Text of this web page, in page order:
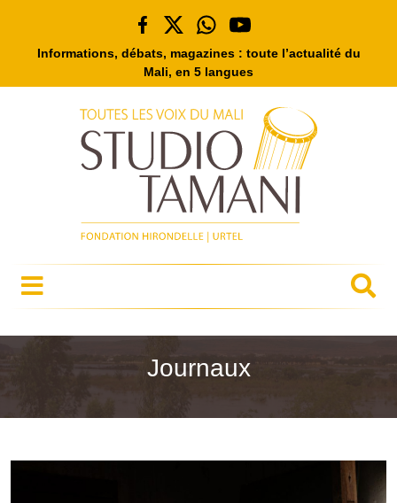
Informations, débats, magazines : toute l’actualité du
Mali, en 5 langues
Journaux